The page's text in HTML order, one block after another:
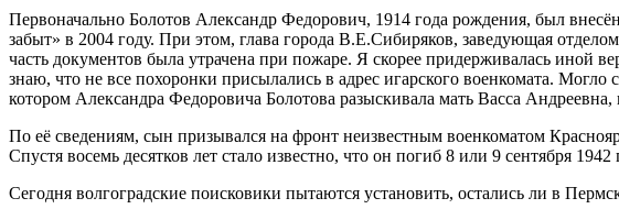
Первоначально Болотов Александр Федорович, 1914 года рождения, был
забыт» в 2004 году. При этом, глава города В.Е.Сибиряков, заведующая
часть документов была утрачена при пожаре. Я скорее придерживалась иной
знаю, что не все похоронки присылались в адрес игарского военкомата.
котором Александра Федоровича Болотова разыскивала мать Васса
По её сведениям, сын призывался на фронт неизвестным военкоматом
Спустя восемь десятков лет стало известно, что он погиб 8 или 9 сентября
Сегодня волгоградские поисковики пытаются установить, остались ли в